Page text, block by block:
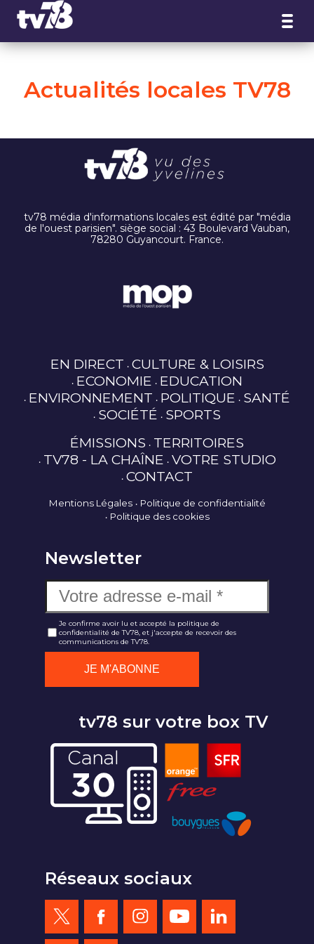
Actualités locales TV78
tv78 média d'informations locales est édité par "média
de l'ouest parisien". siège social : 43 Boulevard Vauban,
78280 Guyancourt. France.
EN DIRECT CULTURE & LOISIRS
ECONOMIE EDUCATION
ENVIRONNEMENT POLITIQUE SANTÉ
SOCIÉTÉ SPORTS
ÉMISSIONS TERRITOIRES
TV78 - LA CHAÎNE VOTRE STUDIO
CONTACT
Mentions Légales
Politique de confidentialité
Politique des cookies
Newsletter
Je confirme avoir lu et accepté la politique de
confidentialité de TV78, et j'accepte de recevoir des
communications de TV78.
tv78 sur votre box TV
Réseaux sociaux
Panneau de gestion des cookies